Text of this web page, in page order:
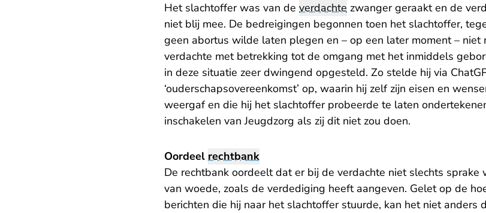
Het slachtoffer was van de verdachte zwanger geraakt en de
niet blij mee. De bedreigingen begonnen toen het slachtoffer,
geen abortus wilde laten plegen en – op een later moment – niet
verdachte met betrekking tot de omgang met het inmiddels
in deze situatie zeer dwingend opgesteld. Zo stelde hij via
‘ouderschapsovereenkomst’ op, waarin hij zelf zijn eisen en
weergaf en die hij het slachtoffer probeerde te laten
inschakelen van Jeugdzorg als zij dit niet zou doen.
Oordeel rechtbank
De rechtbank oordeelt dat er bij de verdachte niet slechts sprake
van woede, zoals de verdediging heeft aangeven. Gelet op de
berichten die hij naar het slachtoffer stuurde, kan het niet anders